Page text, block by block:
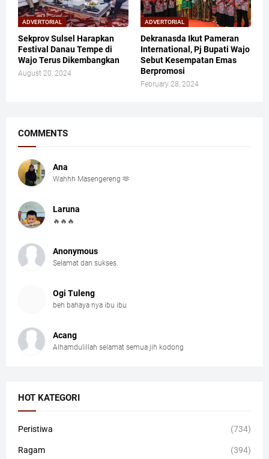
ADVERTORIAL
Sekprov Sulsel Harapkan
Festival Danau Tempe di
Wajo Terus Dikembangkan
August 20, 2024
ADVERTORIAL
Dekranasda Ikut Pameran
International, Pj Bupati Wajo
Sebut Kesempatan Emas
Berpromosi
February 28, 2024
COMMENTS
Ana
Wahhh Masengereng 🫶
Laruna
🔥🔥🔥
Anonymous
Selamat dan sukses.
Ogi Tuleng
beh bahaya nya ibu ibu
Acang
Alhamdulillah selamat semua jih kodong
HOT KATEGORI
Peristiwa (734)
Ragam (394)